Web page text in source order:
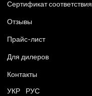
Сертификат соответствия
Отзывы
Прайс-лист
Для дилеров
Контакты
УКР РУС